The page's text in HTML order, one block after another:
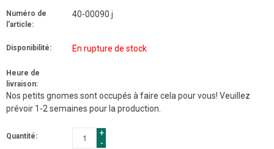
Numéro de
l'article:
40-00090 j
Disponibilité: En rupture de stock
Heure de
livraison:
Nos petits gnomes sont occupés à faire cela pour vous! Veuillez
prévoir 1-2 semaines pour la production.
Quantité:
+
-